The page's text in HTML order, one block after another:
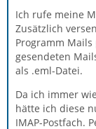
Ich rufe meine
Zusätzlich
Programm Mails
gesendeten
als .eml-Datei.
Da ich immer
hätte ich diese
IMAP-Postfach.